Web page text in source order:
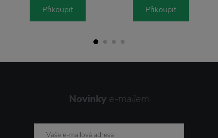
Přikoupit Přikoupit
Novinky e-mailem